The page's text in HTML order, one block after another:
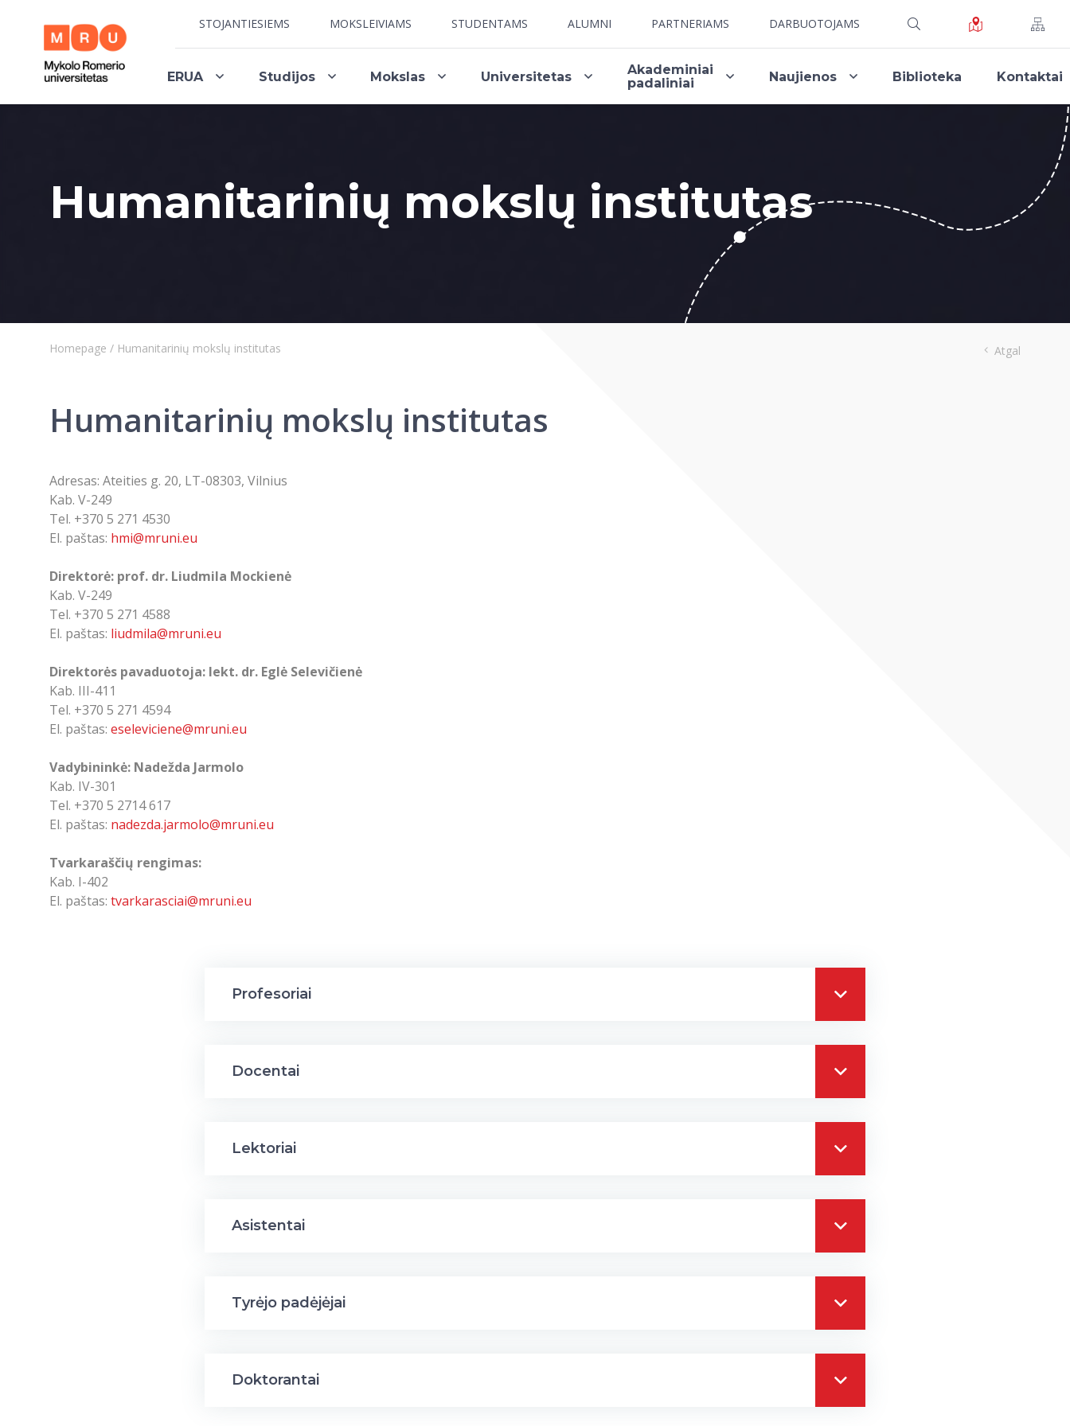
STOJANTIESIEMS MOKSLEIVIAMS STUDENTAMS ALUMNI PARTNERIAMS DARBUOTOJAMS
ERUA Studijos Mokslas Universitetas
Akademiniai
padaliniai
Naujienos Biblioteka Kontaktai
Humanitarinių mokslų institutas
Homepage / Humanitarinių mokslų institutas Atgal
Humanitarinių mokslų institutas
Adresas: Ateities g. 20, LT-08303, Vilnius
Kab. V-249
Tel. +370 5 271 4530
El. paštas: hmi@mruni.eu
Direktorė: prof. dr. Liudmila Mockienė
Kab. V-249
Tel. +370 5 271 4588
El. paštas: liudmila@mruni.eu
Direktorės pavaduotoja: lekt. dr. Eglė Selevičienė
Kab. III-411
Tel. +370 5 271 4594
El. paštas: eseleviciene@mruni.eu
Vadybininkė: Nadežda Jarmolo
Kab. IV-301
Tel. +370 5 2714 617
El. paštas: nadezda.jarmolo@mruni.eu
Tvarkaraščių rengimas:
Kab. I-402
El. paštas: tvarkarasciai@mruni.eu
Profesoriai
Docentai
Lektoriai
Asistentai
Tyrėjo padėjėjai
Doktorantai